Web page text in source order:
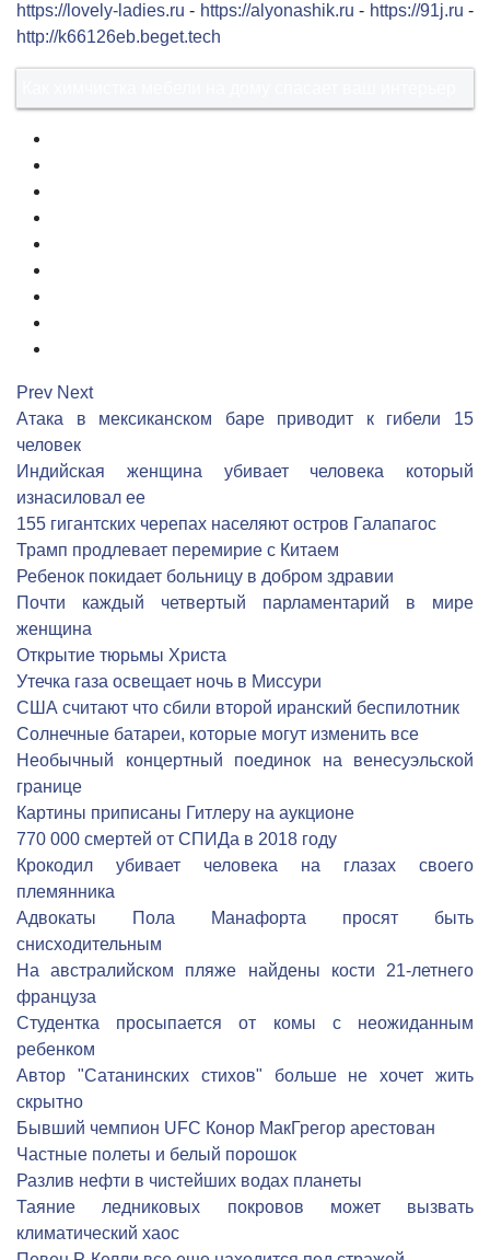
https://lovely-ladies.ru - https://alyonashik.ru - https://91j.ru -
http://k66126eb.beget.tech
Prev Next
Атака в мексиканском баре приводит к гибели 15
человек
Индийская женщина убивает человека который
изнасиловал ее
155 гигантских черепах населяют остров Галапагос
Трамп продлевает перемирие с Китаем
Ребенок покидает больницу в добром здравии
Почти каждый четвертый парламентарий в мире
женщина
Открытие тюрьмы Христа
Утечка газа освещает ночь в Миссури
США считают что сбили второй иранский беспилотник
Солнечные батареи, которые могут изменить все
Необычный концертный поединок на венесуэльской
границе
Картины приписаны Гитлеру на аукционе
770 000 смертей от СПИДа в 2018 году
Крокодил убивает человека на глазах своего
племянника
Адвокаты Пола Манафорта просят быть
снисходительным
На австралийском пляже найдены кости 21-летнего
француза
Студентка просыпается от комы с неожиданным
ребенком
Автор "Сатанинских стихов" больше не хочет жить
скрытно
Бывший чемпион UFC Конор МакГрегор арестован
Частные полеты и белый порошок
Разлив нефти в чистейших водах планеты
Таяние ледниковых покровов может вызвать
климатический хаос